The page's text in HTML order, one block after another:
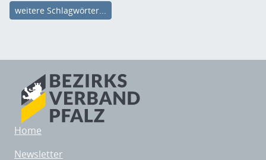
weitere Schlagwörter...
Home
Newsletter